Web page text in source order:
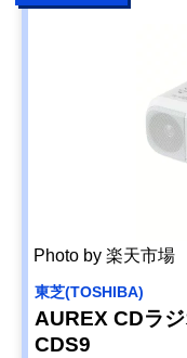
320N
セ
Photo by 楽天市場
東芝(TOSHIBA)
AUREX CDラ
CDS9